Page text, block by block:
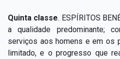
Quinta classe. ESPÍRITOS
a qualidade predominante;
serviços aos homens e em os
limitado, e o progresso que